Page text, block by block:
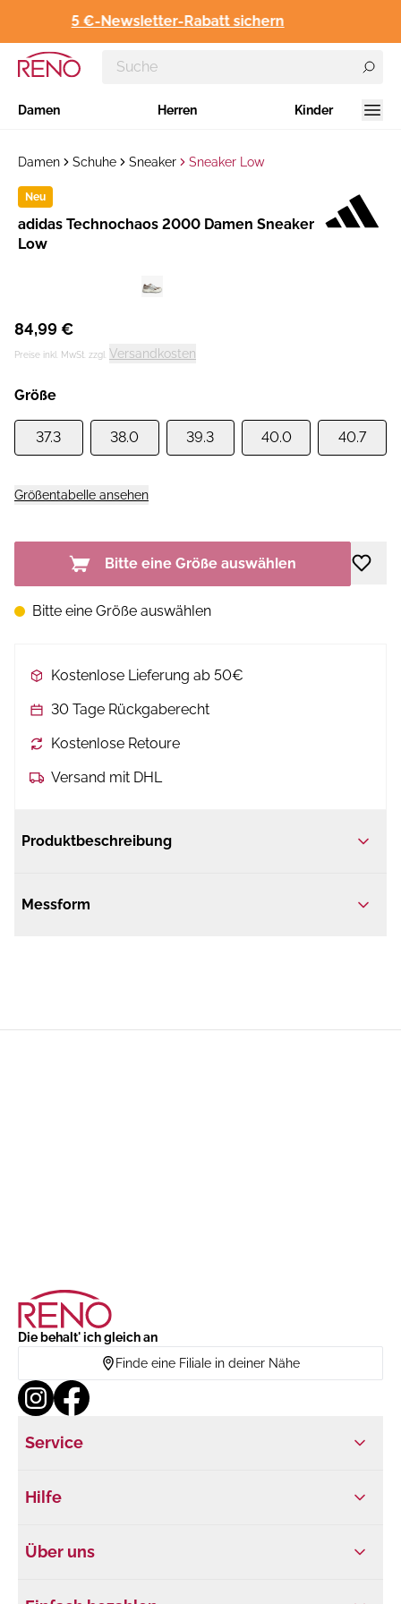
5 €-Newsletter-Rabatt sichern
Damen Herren Kinder
Damen Schuhe Sneaker Sneaker Low
Neu
Hersteller:
adidas Technochaos 2000 Damen Sneaker
Low
84,99 €
Preise inkl. MwSt. zzgl. Versandkosten
Größe
37.3 38.0 39.3 40.0 40.7
Größentabelle ansehen
Bitte eine Größe auswählen
Bitte eine Größe auswählen
Kostenlose Lieferung ab 50€
30 Tage Rückgaberecht
Kostenlose Retoure
Versand mit DHL
Produktbeschreibung
Messform
Die behalt' ich gleich an
Finde eine Filiale in deiner Nähe
Service
Hilfe
Über uns